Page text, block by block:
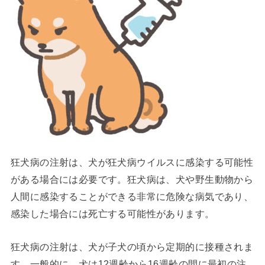
狂犬病の注射は、犬が狂犬病ウイルスに感染する可能性
がある場合には必要です。狂犬病は、犬や野生動物から
人間に感染することができる非常に危険な病気であり、
感染した場合には死亡する可能性があります。
狂犬病の注射は、犬が子犬の頃から定期的に接種されま